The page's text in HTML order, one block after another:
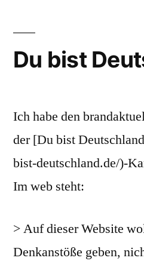
Du bist
Ich habe den
der [Du bist
bist-deutschland.de/)-
Im web steht:
> Auf dieser Website
Denkanstöße geben,